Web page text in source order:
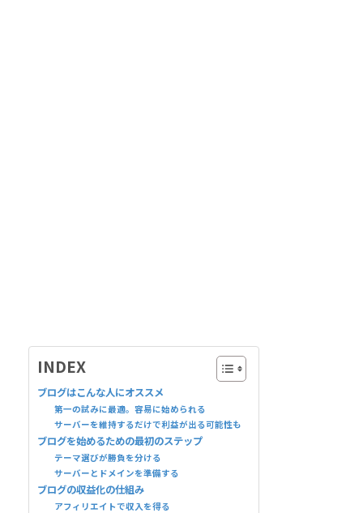
INDEX
ブログはこんな人にオススメ
第一の試みに最適。容易に始められる
サーバーを維持するだけで利益が出る可能性も
ブログを始めるための最初のステップ
テーマ選びが勝負を分ける
サーバーとドメインを準備する
ブログの収益化の仕組み
アフィリエイトで収入を得る